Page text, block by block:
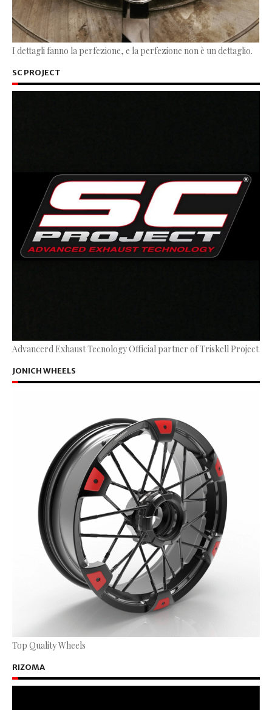
I dettagli fanno la perfezione, e la perfezione non è un dettaglio.
SC PROJECT
Advancerd Exhaust Tecnology Official partner of Triskell Project
JONICH WHEELS
Top Quality Wheels
RIZOMA